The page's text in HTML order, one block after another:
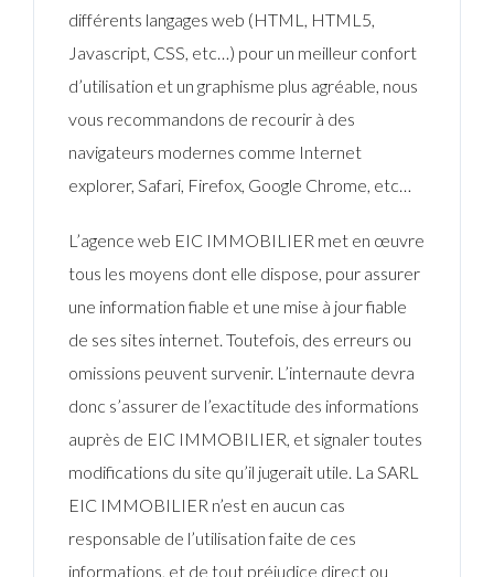
différents langages web (HTML, HTML5,
Javascript, CSS, etc…) pour un meilleur confort
d’utilisation et un graphisme plus agréable, nous
vous recommandons de recourir à des
navigateurs modernes comme Internet
explorer, Safari, Firefox, Google Chrome, etc…
L’agence web EIC IMMOBILIER met en œuvre
tous les moyens dont elle dispose, pour assurer
une information fiable et une mise à jour fiable
de ses sites internet. Toutefois, des erreurs ou
omissions peuvent survenir. L’internaute devra
donc s’assurer de l’exactitude des informations
auprès de EIC IMMOBILIER, et signaler toutes
modifications du site qu’il jugerait utile. La SARL
EIC IMMOBILIER n’est en aucun cas
responsable de l’utilisation faite de ces
informations, et de tout préjudice direct ou